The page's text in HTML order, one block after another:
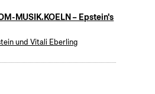
MUSIK.KOELN – Epstein's
und Vitali Eberling